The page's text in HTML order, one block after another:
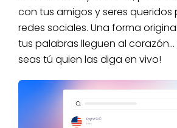
con tus amigos y seres queridos
redes sociales. Una forma
tus palabras lleguen al corazón…
seas tú quien las diga en vivo!